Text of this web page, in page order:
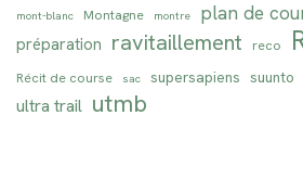
mont-blanc
Montagne montre plan de
préparation ravitaillement reco
Récit de course sac supersapiens suunto
ultra trail utmb